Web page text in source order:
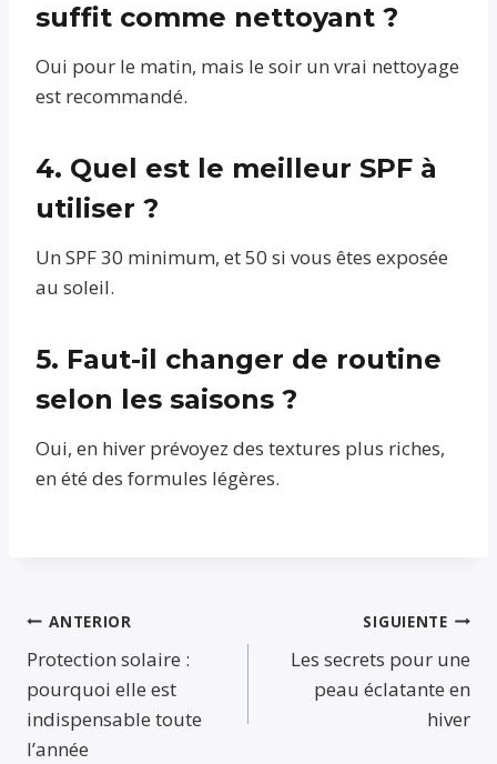
suffit comme nettoyant ?
Oui pour le matin, mais le soir un vrai nettoyage
est recommandé.
4. Quel est le meilleur SPF à
utiliser ?
Un SPF 30 minimum, et 50 si vous êtes exposée
au soleil.
5. Faut-il changer de routine
selon les saisons ?
Oui, en hiver prévoyez des textures plus riches,
en été des formules légères.
Navegación
de
entradas
ANTERIOR
Protection solaire :
pourquoi elle est
indispensable toute
l’année
SIGUIENTE
Les secrets pour une
peau éclatante en
hiver